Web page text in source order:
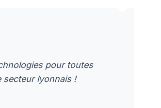
pour toutes
secteur lyonnais !